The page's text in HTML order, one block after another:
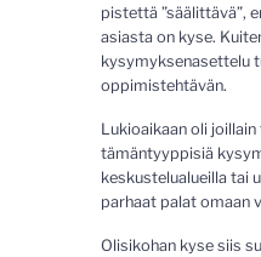
pistettä ”säälittävä”,
asiasta on kyse.
kysymyksenasettelu
oppimistehtävän.
Lukioaikaan oli
tämäntyyppisiä
keskustelualueilla tai
parhaat palat omaan
Olisikohan kyse siis